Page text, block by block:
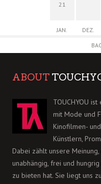
21
JAN. DEZ.
ABOUT
TOUCHYOU
mit Mode und
Kinofilmen-
Künstlern,
Dabei zählt unsere
unabhängig, frei und
zu bieten hat. Sie liegt uns